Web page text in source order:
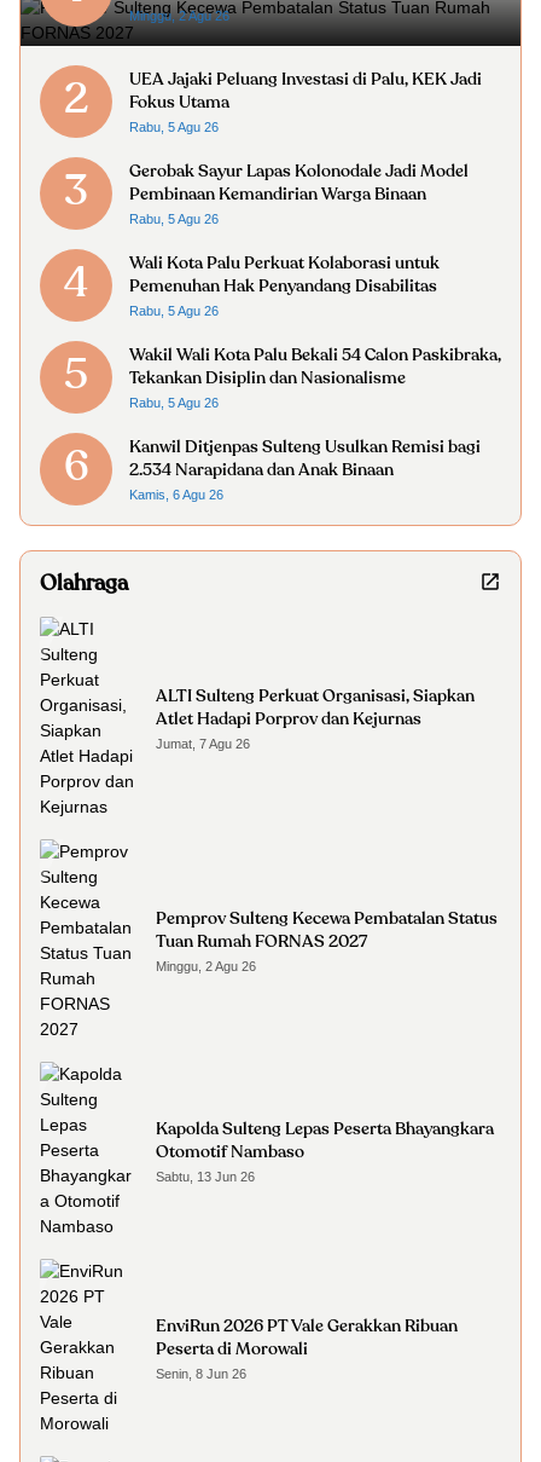
Minggu, 2 Agu 26
2
UEA Jajaki Peluang Investasi di Palu, KEK Jadi
Fokus Utama
Rabu, 5 Agu 26
3
Gerobak Sayur Lapas Kolonodale Jadi Model
Pembinaan Kemandirian Warga Binaan
Rabu, 5 Agu 26
4
Wali Kota Palu Perkuat Kolaborasi untuk
Pemenuhan Hak Penyandang Disabilitas
Rabu, 5 Agu 26
5
Wakil Wali Kota Palu Bekali 54 Calon Paskibraka,
Tekankan Disiplin dan Nasionalisme
Rabu, 5 Agu 26
6
Kanwil Ditjenpas Sulteng Usulkan Remisi bagi
2.534 Narapidana dan Anak Binaan
Kamis, 6 Agu 26
Olahraga
ALTI Sulteng Perkuat Organisasi, Siapkan
Atlet Hadapi Porprov dan Kejurnas
Jumat, 7 Agu 26
Pemprov Sulteng Kecewa Pembatalan Status
Tuan Rumah FORNAS 2027
Minggu, 2 Agu 26
Kapolda Sulteng Lepas Peserta Bhayangkara
Otomotif Nambaso
Sabtu, 13 Jun 26
EnviRun 2026 PT Vale Gerakkan Ribuan
Peserta di Morowali
Senin, 8 Jun 26